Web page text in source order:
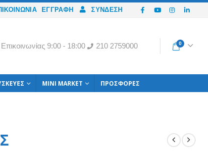
ΕΓΓΡΑΦΉ ΣΎΝΔΕΣΗ
9:00 - 18:00 210 2759000 0
MINI MARKET ΠΡΟΣΦΟΡΈΣ